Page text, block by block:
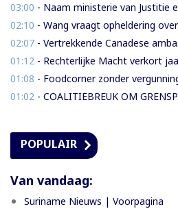
03:00 - Naam ministerie van Justitie en Politie
02:10 - Wang vraagt opheldering over kosten diploma-
02:07 - Vertrekkende Canadese ambassadeur wil grotere
01:12 - Rechterlijke Macht verkort jaarlijkse
01:08 - Foodcorner zonder vergunning gesloten tijdens
01:02 - COALITIEBREUK OM GRENSPROTOCOL
POPULAIR
Van vandaag:
Suriname Nieuws | Voorpagina